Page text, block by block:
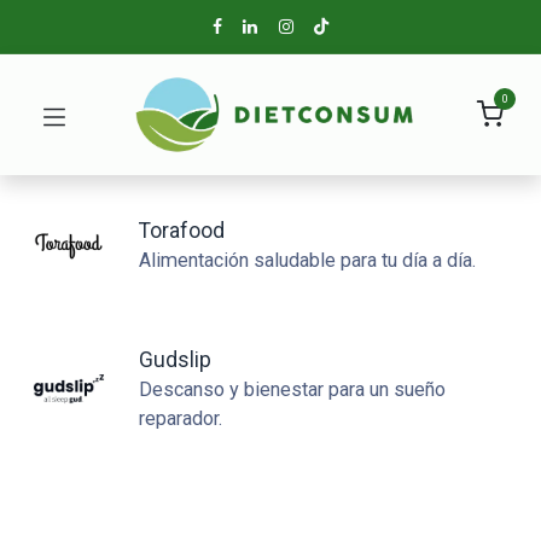
0
Torafood
Alimentación saludable para tu día a día.
Gudslip
Descanso y bienestar para un sueño
reparador.